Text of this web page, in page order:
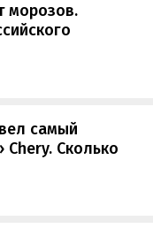
морозов.
самый
Сколько